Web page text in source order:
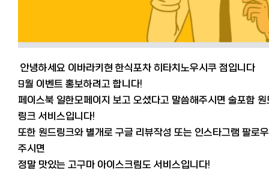
안녕하세요 이바라키현 한식포차 히타치노우시쿠 점입니다
9월 이벤트 홍보하려고 합니다!
페이스북 일한모페이지 보고 오셨다고 말씀해주시면 술포함 원
링크 서비스입니다!
또한 원드링크와 별개로 구글 리뷰작성 또는 인스타그램 팔로
주시면
정말 맛있는 고구마 아이스크림도 서비스입니다!